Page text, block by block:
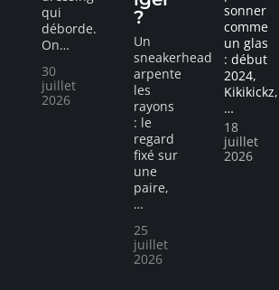
qui
déborde.
On…
30
juillet
2026
?
Un
sneakerhead
arpente
les
rayons
: le
regard
fixé sur
une
paire,
…
25
juillet
2026
sonner
comme
un glas
: début
2024,
Kikikickz,
…
18
juillet
2026